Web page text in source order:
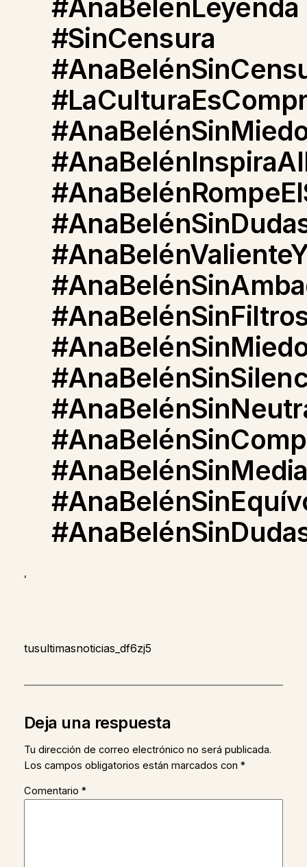
#AnaBelénLeyenda
#SinCensura
,
tusultimasnoticias_df6zj5
Deja una respuesta
Tu dirección de correo electrónico no será publicada.
Los campos obligatorios están marcados con *
Comentario *